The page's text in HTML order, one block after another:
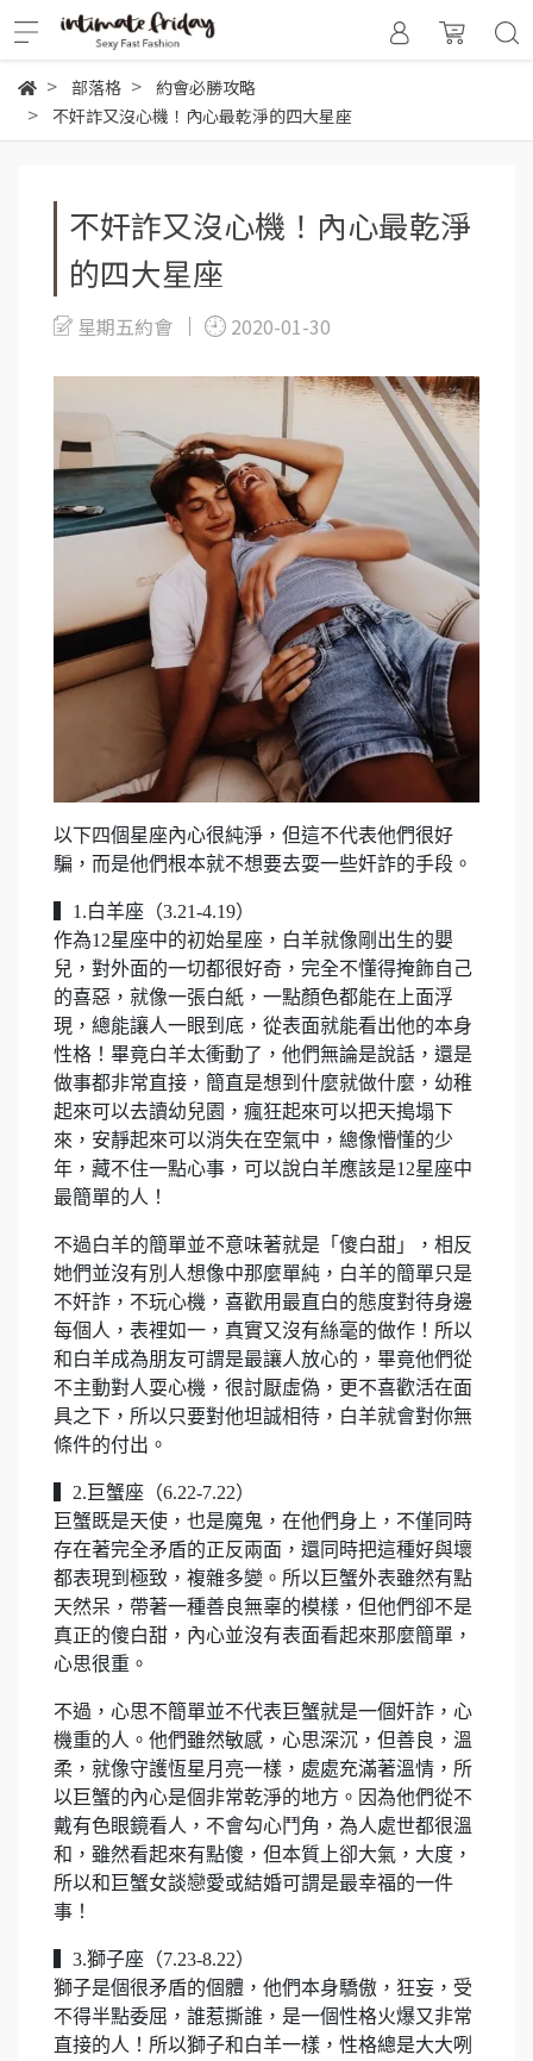
部落格
約會必勝攻略
不奸詐又沒心機！內心最乾淨的四大星座
不奸詐又沒心機！內心最乾淨
的四大星座
星期五約會 2020-01-30
以下四個星座內心很純淨，但這不代表他們很好
騙，而是他們根本就不想要去耍一些奸詐的手段。
▍1.白羊座（3.21-4.19）
作為12星座中的初始星座，白羊就像剛出生的嬰
兒，對外面的一切都很好奇，完全不懂得掩飾自己
的喜惡，就像一張白紙，一點顏色都能在上面浮
現，總能讓人一眼到底，從表面就能看出他的本身
性格！畢竟白羊太衝動了，他們無論是說話，還是
做事都非常直接，簡直是想到什麼就做什麼，幼稚
起來可以去讀幼兒園，瘋狂起來可以把天搗塌下
來，安靜起來可以消失在空氣中，總像懵懂的少
年，藏不住一點心事，可以說白羊應該是12星座中
最簡單的人！
不過白羊的簡單並不意味著就是「傻白甜」，相反
她們並沒有別人想像中那麼單純，白羊的簡單只是
不奸詐，不玩心機，喜歡用最直白的態度對待身邊
每個人，表裡如一，真實又沒有絲毫的做作！所以
和白羊成為朋友可謂是最讓人放心的，畢竟他們從
不主動對人耍心機，很討厭虛偽，更不喜歡活在面
具之下，所以只要對他坦誠相待，白羊就會對你無
條件的付出。
▍2.巨蟹座（6.22-7.22）
巨蟹既是天使，也是魔鬼，在他們身上，不僅同時
存在著完全矛盾的正反兩面，還同時把這種好與壞
都表現到極致，複雜多變。所以巨蟹外表雖然有點
天然呆，帶著一種善良無辜的模樣，但他們卻不是
真正的傻白甜，內心並沒有表面看起來那麼簡單，
心思很重。
不過，心思不簡單並不代表巨蟹就是一個奸詐，心
機重的人。他們雖然敏感，心思深沉，但善良，溫
柔，就像守護恆星月亮一樣，處處充滿著溫情，所
以巨蟹的內心是個非常乾淨的地方。因為他們從不
戴有色眼鏡看人，不會勾心鬥角，為人處世都很溫
和，雖然看起來有點傻，但本質上卻大氣，大度，
所以和巨蟹女談戀愛或結婚可謂是最幸福的一件
事！
▍3.獅子座（7.23-8.22）
獅子是個很矛盾的個體，他們本身驕傲，狂妄，受
不得半點委屈，誰惹撕誰，是一個性格火爆又非常
直接的人！所以獅子和白羊一樣，性格總是大大咧